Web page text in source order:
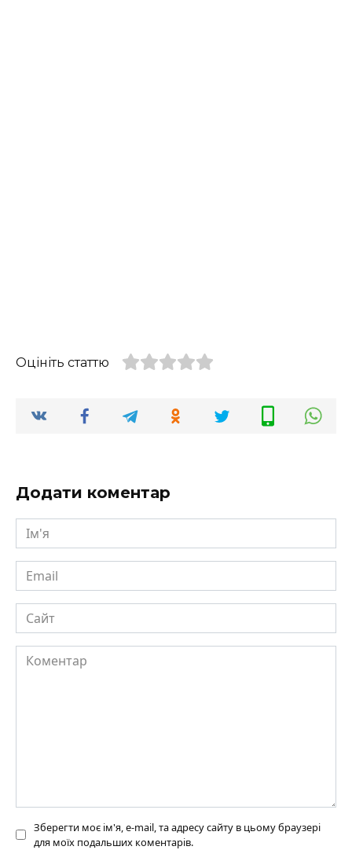
Оцініть статтю
Додати коментар
Ім'я
Email
Сайт
Коментар
Зберегти моє ім'я, e-mail, та адресу сайту в цьому браузері
для моїх подальших коментарів.